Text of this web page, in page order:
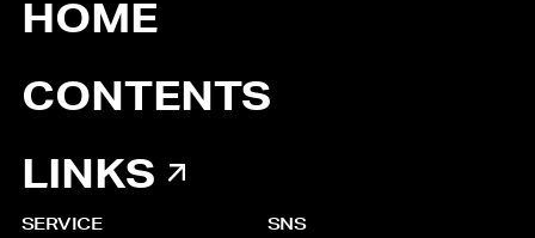
HOME
CONTENTS
LINKS
SERVICE SNS